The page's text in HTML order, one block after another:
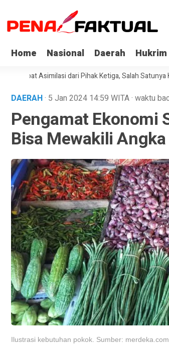
Home Nasional Daerah Hukrim
Asimilasi dari Pihak Ketiga, Salah Satunya
DAERAH· 5 Jan 2024 14:59 WITA· waktu
Pengamat Ekonomi
Bisa Mewakili
Ilustrasi kebutuhan pokok. Sumber: merdeka.com